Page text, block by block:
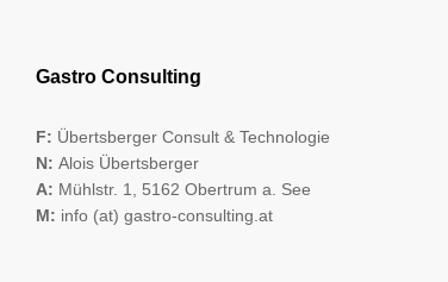
Gastro Consulting
F: Übertsberger Consult & Technologie
N: Alois Übertsberger
A: Mühlstr. 1, 5162 Obertrum a. See
M: info (at) gastro-consulting.at